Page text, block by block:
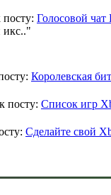
Голосовой
икс.."
Королевская
посту: Список игр
Сделайте свой